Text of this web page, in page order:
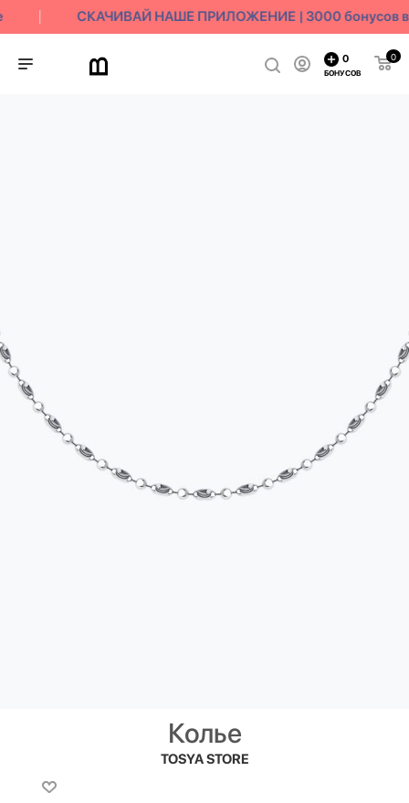
СКАЧИВАЙ НАШЕ ПРИЛОЖЕНИЕ | 3000 бонусов в
0
0
БОНУСОВ
Колье
TOSYA STORE